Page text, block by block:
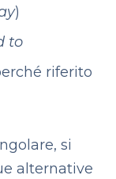
)
to
riferito
si
alternative